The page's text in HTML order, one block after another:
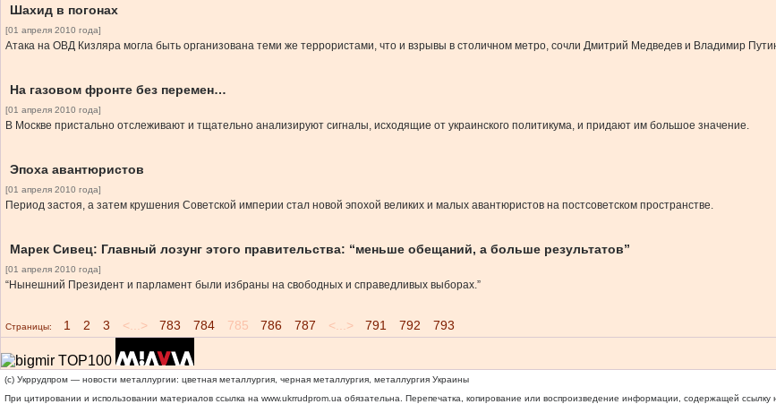
Шахид в погонах
[01 апреля 2010 года]
Атака на ОВД Кизляра могла быть организована теми же террористами, что и взрывы в столичном метро, сочли Дмитрий Медведев и Владимир
На газовом фронте без перемен…
[01 апреля 2010 года]
В Москве пристально отслеживают и тщательно анализируют сигналы, исходящие от украинского политикума, и придают им большое значение.
Эпоха авантюристов
[01 апреля 2010 года]
Период застоя, а затем крушения Советской империи стал новой эпохой великих и малых авантюристов на постсоветском пространстве.
Марек Сивец: Главный лозунг этого правительства: “меньше обещаний, а больше результатов”
[01 апреля 2010 года]
“Нынешний Президент и парламент были избраны на свободных и справедливых выборах.”
Страницы: 1 2 3 <...> 783 784 785 786 787 <...> 791 792 793
(c) Укррудпром — новости металлургии: цветная металлургия, черная металлургия, металлургия Украины
При цитировании и использовании материалов ссылка на www.ukrrudprom.ua обязательна. Перепечатка, копирование или воспроизведение информации, содержащей ссылку